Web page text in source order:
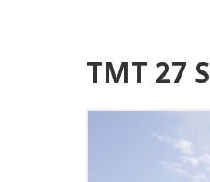
TMT 27 S